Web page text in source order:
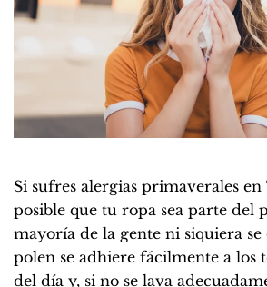
Si sufres alergias primaverales en
posible que tu ropa sea parte del
mayoría de la gente ni siquiera se
polen se adhiere fácilmente a los
del día y, si no se lava